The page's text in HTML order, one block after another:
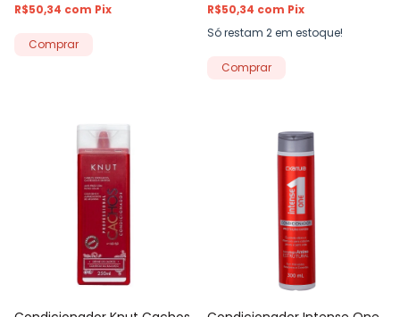
R$50,34 com Pix R$50,34 com Pix
Só restam 2em estoque!